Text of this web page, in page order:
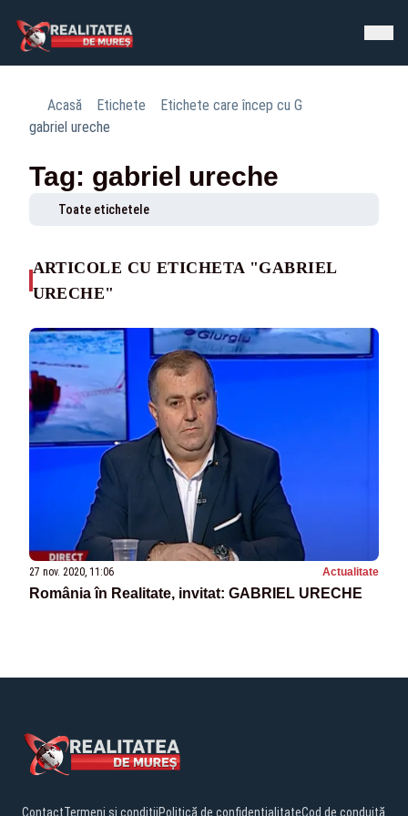
Acasă Etichete
Etichete care încep cu G
gabriel ureche
Tag: gabriel ureche
Toate etichetele
ARTICOLE CU ETICHETA "GABRIEL
URECHE"
27 nov. 2020, 11:06 Actualitate
România în Realitate, invitat: GABRIEL URECHE
ContactTermeni și condițiiPolitică de confidențialitateCod de conduită